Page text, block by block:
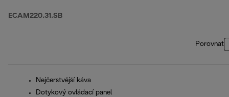
ECAM220.31.SB
Porovnat
Nejčerstvější káva
Dotykový ovládací panel